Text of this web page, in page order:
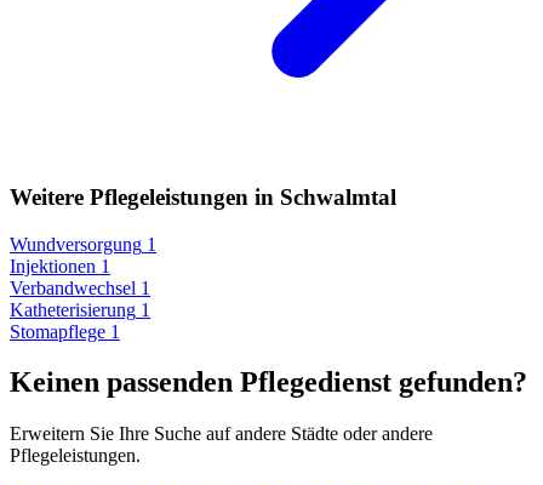
Weitere Pflegeleistungen in Schwalmtal
Wundversorgung 1
Injektionen 1
Verbandwechsel 1
Katheterisierung 1
Stomapflege 1
Keinen passenden Pflegedienst gefunden?
Erweitern Sie Ihre Suche auf andere Städte oder andere
Pflegeleistungen.